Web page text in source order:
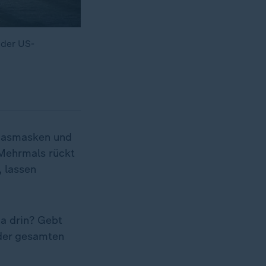
US-
und
rückt
lassen
drin? Gebt
gesamten